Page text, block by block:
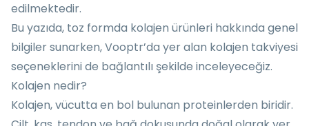
edilmektedir.
Bu yazıda, toz formda kolajen ürünleri hakkında genel
bilgiler sunarken, Vooptr’da yer alan kolajen takviyesi
seçeneklerini de bağlantılı şekilde inceleyeceğiz.
Kolajen nedir?
Kolajen, vücutta en bol bulunan proteinlerden biridir.